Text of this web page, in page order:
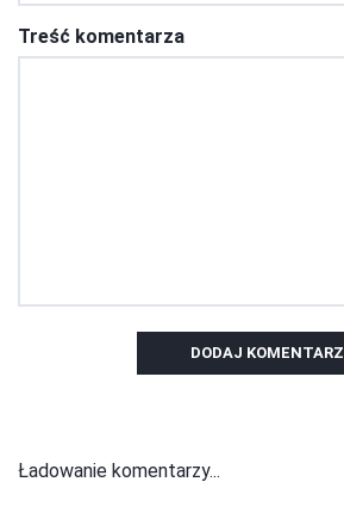
Treść komentarza
DODAJ KOMENTARZ
Ładowanie komentarzy...